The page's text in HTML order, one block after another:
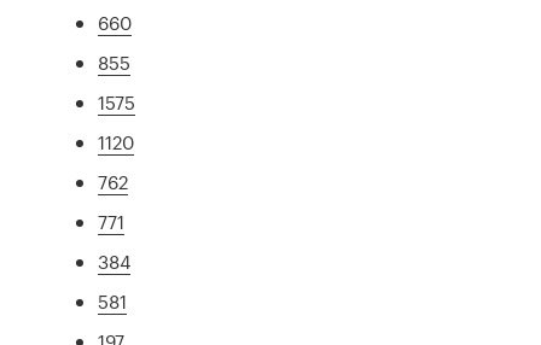
660
855
1575
1120
762
771
384
581